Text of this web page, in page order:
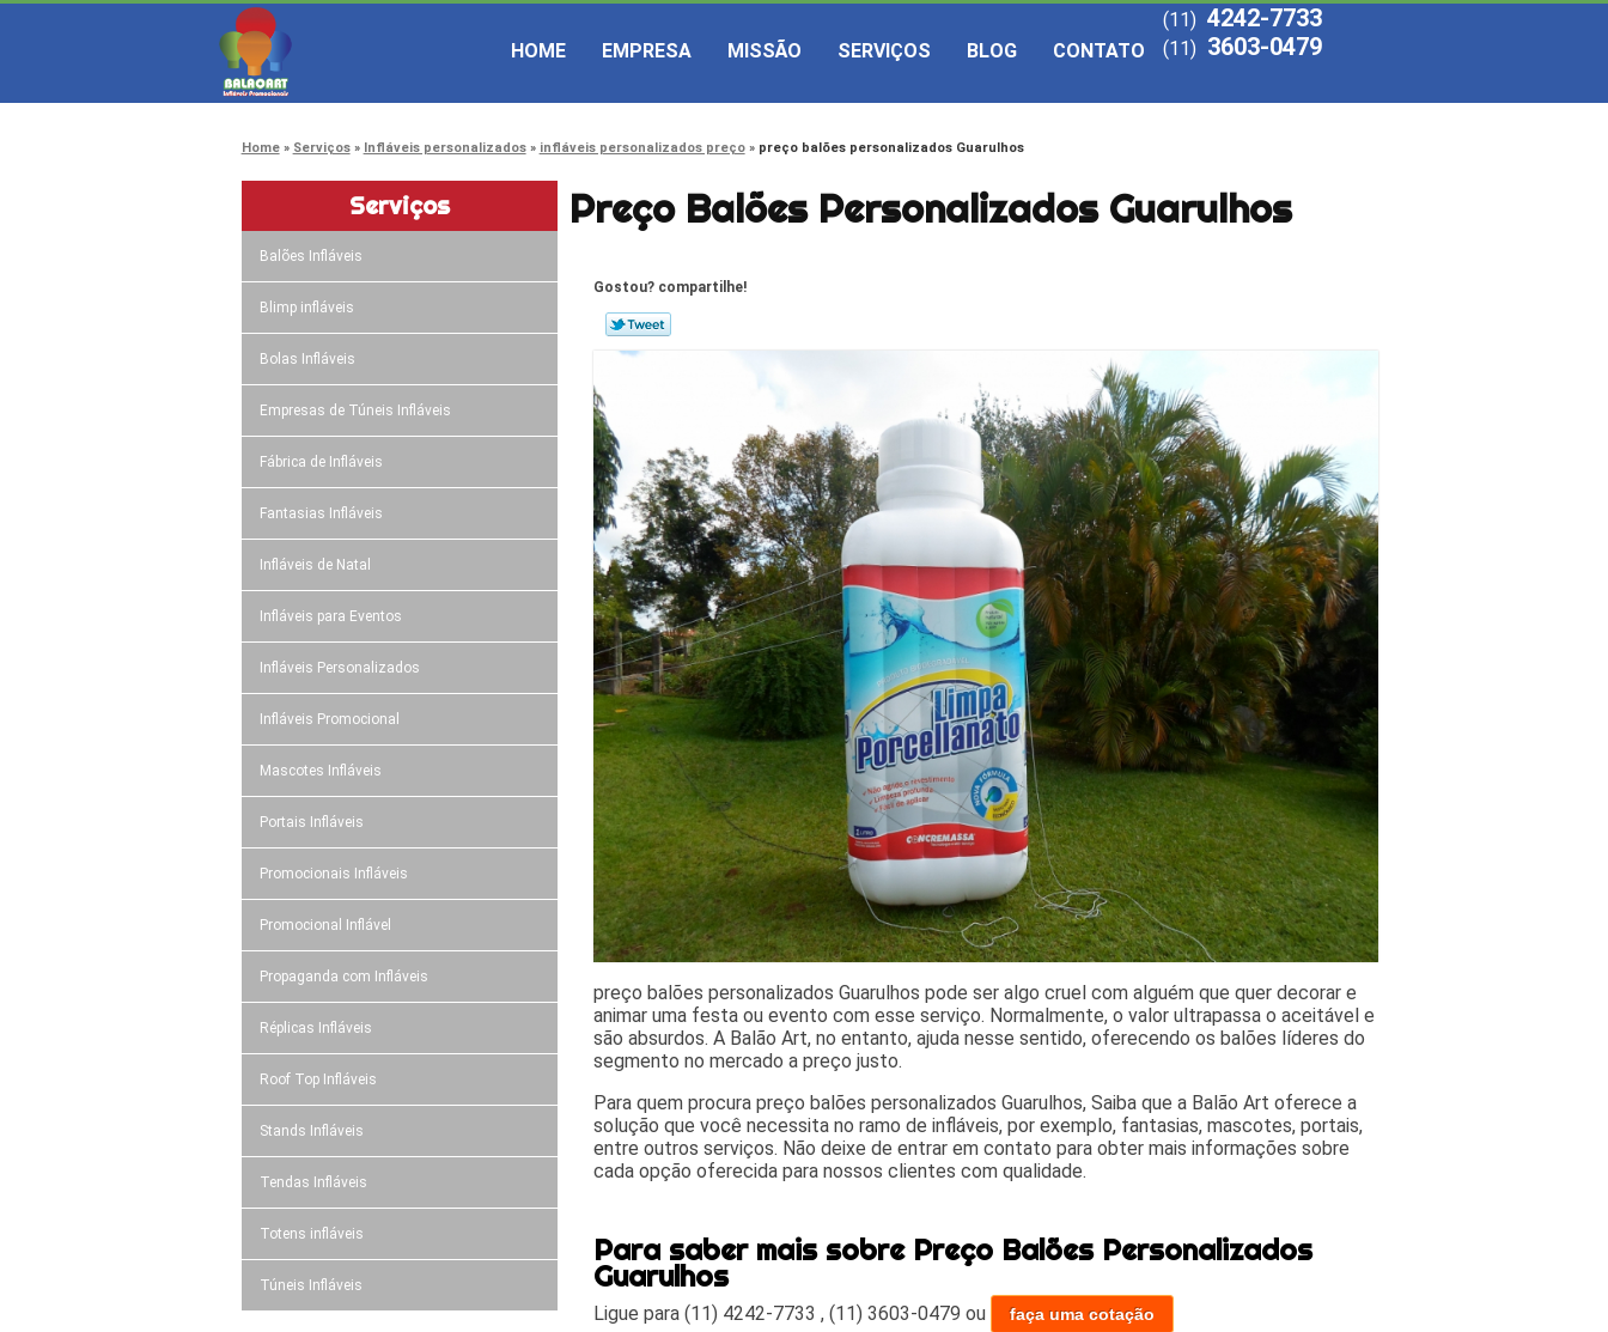
HOME EMPRESA MISSÃO SERVIÇOS BLOG CONTATO
(11) 4242-7733
(11) 3603-0479
Home Serviços Infláveis personalizados infláveis personalizados preço preço balões personalizados Guarulhos
Serviços
Balões Infláveis
Blimp infláveis
Bolas Infláveis
Empresas de Túneis Infláveis
Fábrica de Infláveis
Fantasias Infláveis
Infláveis de Natal
Infláveis para Eventos
Infláveis Personalizados
Infláveis Promocional
Mascotes Infláveis
Portais Infláveis
Promocionais Infláveis
Promocional Inflável
Propaganda com Infláveis
Réplicas Infláveis
Roof Top Infláveis
Stands Infláveis
Tendas Infláveis
Totens infláveis
Túneis Infláveis
Preço Balões Personalizados Guarulhos
Gostou? compartilhe!
preço balões personalizados Guarulhos pode ser algo cruel com alguém que quer decorar e
animar uma festa ou evento com esse serviço. Normalmente, o valor ultrapassa o aceitável e
são absurdos. A Balão Art, no entanto, ajuda nesse sentido, oferecendo os balões líderes do
segmento no mercado a preço justo.
Para quem procura preço balões personalizados Guarulhos, Saiba que a Balão Art oferece a
solução que você necessita no ramo de infláveis, por exemplo, fantasias, mascotes, portais,
entre outros serviços. Não deixe de entrar em contato para obter mais informações sobre
cada opção oferecida para nossos clientes com qualidade.
Para saber mais sobre Preço Balões Personalizados
Guarulhos
Ligue para (11) 4242-7733 , (11) 3603-0479 ou faça uma cotação